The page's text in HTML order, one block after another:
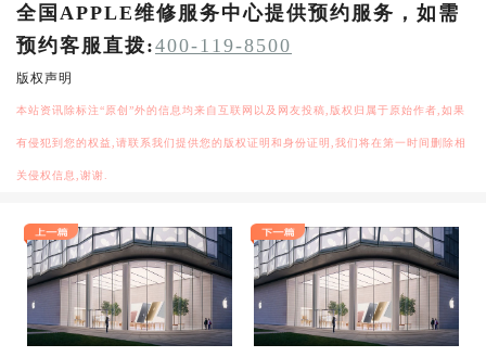
全国APPLE维修服务中心提供预约服务，如需
预约客服直拨:400-119-8500
版权声明
本站资讯除标注“原创”外的信息均来自互联网以及网友投稿,版权归属于原始作者,如果
有侵犯到您的权益,请联系我们提供您的版权证明和身份证明,我们将在第一时间删除相
关侵权信息,谢谢.